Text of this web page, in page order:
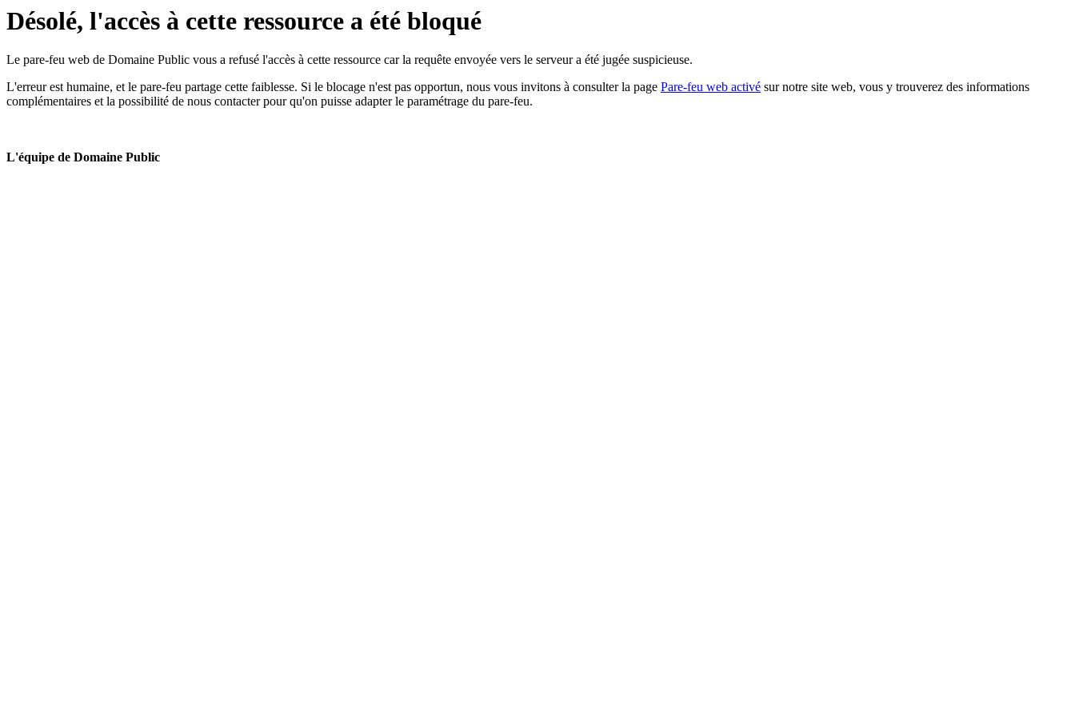
Désolé, l'accès à cette ressource a été bloqué
Le pare-feu web de Domaine Public vous a refusé l'accès à cette ressource car la requête envoyée vers le serveur a été jugée suspicieuse.
L'erreur est humaine, et le pare-feu partage cette faiblesse. Si le blocage n'est pas opportun, nous vous invitons à consulter la page Pare-feu web activé sur notre site web, vous y trouverez des informations
complémentaires et la possibilité de nous contacter pour qu'on puisse adapter le paramétrage du pare-feu.
L'équipe de Domaine Public